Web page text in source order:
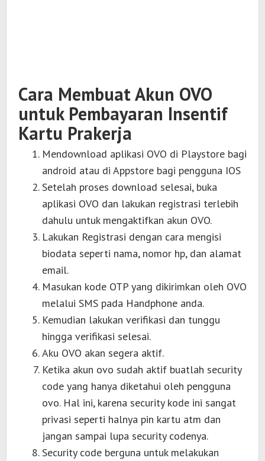
Cara Membuat Akun OVO
untuk Pembayaran Insentif
Kartu Prakerja
Mendownload aplikasi OVO di Playstore bagi
android atau di Appstore bagi pengguna IOS
Setelah proses download selesai, buka
aplikasi OVO dan lakukan registrasi terlebih
dahulu untuk mengaktifkan akun OVO.
Lakukan Registrasi dengan cara mengisi
biodata seperti nama, nomor hp, dan alamat
email.
Masukan kode OTP yang dikirimkan oleh OVO
melalui SMS pada Handphone anda.
Kemudian lakukan verifikasi dan tunggu
hingga verifikasi selesai.
Aku OVO akan segera aktif.
Ketika akun ovo sudah aktif buatlah security
code yang hanya diketahui oleh pengguna
ovo. Hal ini, karena security kode ini sangat
privasi seperti halnya pin kartu atm dan
jangan sampai lupa security codenya.
Security code berguna untuk melakukan